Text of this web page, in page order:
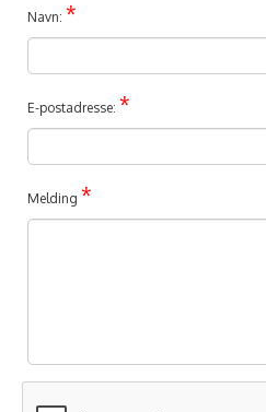
Navn: *
E-postadresse: *
Melding *